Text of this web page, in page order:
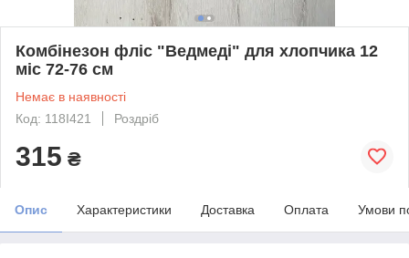
Комбінезон фліс "Ведмеді" для хлопчика 12
міс 72-76 см
Немає в наявності
Код: 118I421
Роздріб
315 ₴
Опис Характеристики Доставка Оплата Умови